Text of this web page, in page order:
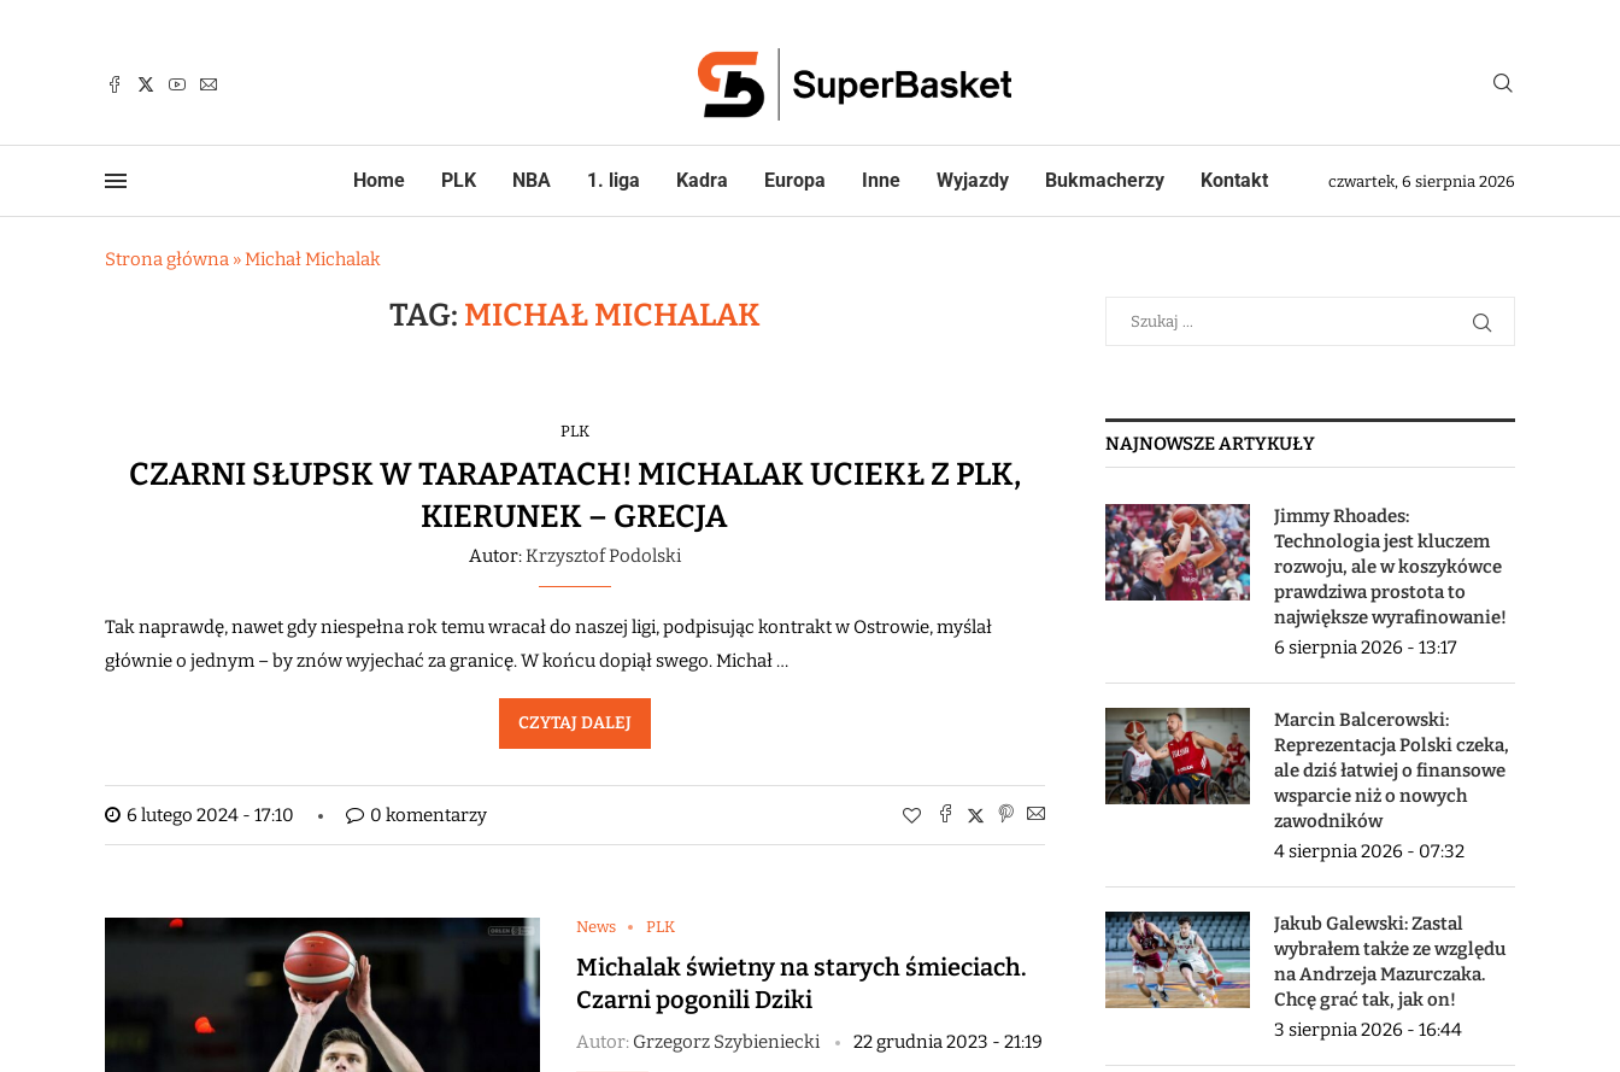
Home PLK NBA 1. liga Kadra Europa Inne Wyjazdy Bukmacherzy Kontakt czwartek, 6 sierpnia 2026
Strona główna »Michał Michalak
TAG: MICHAŁ MICHALAK
PLK
CZARNI SŁUPSK W TARAPATACH! MICHALAK UCIEKŁ Z PLK,
KIERUNEK – GRECJA
Autor:Krzysztof Podolski
Tak naprawdę, nawet gdy niespełna rok temu wracał do naszej ligi, podpisując kontrakt w Ostrowie, myślał
głównie o jednym – by znów wyjechać za granicę. W końcu dopiął swego. Michał …
CZYTAJ DALEJ
6 lutego 2024 - 17:10 0 komentarzy
News PLK
Michalak świetny na starych śmieciach.
Czarni pogonili Dziki
Autor: Grzegorz Szybieniecki 22 grudnia 2023 - 21:19
NAJNOWSZE ARTYKUŁY
Jimmy Rhoades:
Technologia jest kluczem
rozwoju, ale w koszykówce
prawdziwa prostota to
największe wyrafinowanie!
6 sierpnia 2026 - 13:17
Marcin Balcerowski:
Reprezentacja Polski czeka,
ale dziś łatwiej o finansowe
wsparcie niż o nowych
zawodników
4 sierpnia 2026 - 07:32
Jakub Galewski: Zastal
wybrałem także ze względu
na Andrzeja Mazurczaka.
Chcę grać tak, jak on!
3 sierpnia 2026 - 16:44